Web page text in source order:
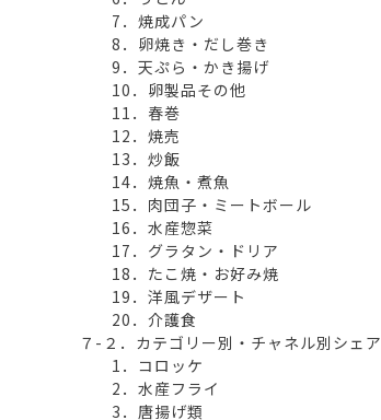
7．焼成パン
8．卵焼き・だし巻き
9．天ぷら・かき揚げ
10．卵製品その他
11．春巻
12．焼売
13．炒飯
14．焼魚・煮魚
15．肉団子・ミートボール
16．水産惣菜
17．グラタン・ドリア
18．たこ焼・お好み焼
19．洋風デザート
20．介護食
７-２．カテゴリー別・チャネル別シェア
1．コロッケ
2．水産フライ
3．唐揚げ類